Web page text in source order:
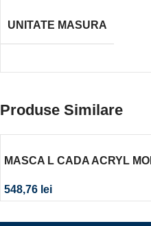
UNITATE MASURA
Produse Similare
MASCA L CADA ACRYL
548,76 lei